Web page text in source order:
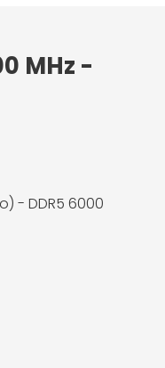
MHz -
- DDR5 6000